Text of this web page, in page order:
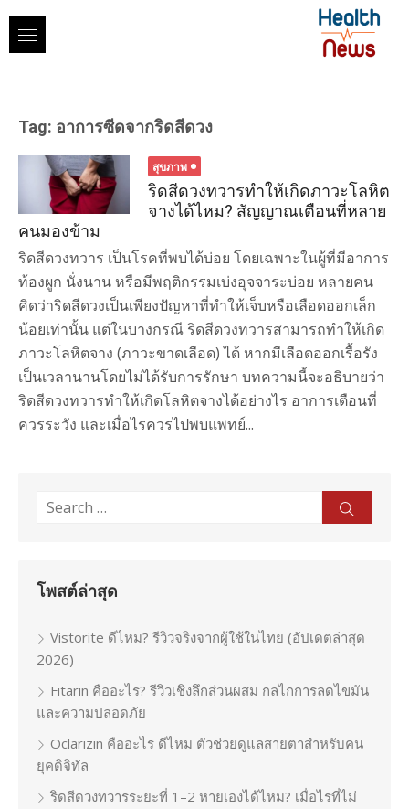
content
Tag: อาการซีดจากริดสีดวง
สุขภาพ
ริดสีดวงทวารทำให้เกิดภาวะโลหิต
จางได้ไหม? สัญญาณเตือนที่หลาย
คนมองข้าม
ริดสีดวงทวาร เป็นโรคที่พบได้บ่อย โดยเฉพาะในผู้ที่มีอาการ
ท้องผูก นั่งนาน หรือมีพฤติกรรมเบ่งอุจจาระบ่อย หลายคน
คิดว่าริดสีดวงเป็นเพียงปัญหาที่ทำให้เจ็บหรือเลือดออกเล็ก
น้อยเท่านั้น แต่ในบางกรณี ริดสีดวงทวารสามารถทำให้เกิด
ภาวะโลหิตจาง (ภาวะขาดเลือด) ได้ หากมีเลือดออกเรื้อรัง
เป็นเวลานานโดยไม่ได้รับการรักษา บทความนี้จะอธิบายว่า
ริดสีดวงทวารทำให้เกิดโลหิตจางได้อย่างไร อาการเตือนที่
ควรระวัง และเมื่อไรควรไปพบแพทย์...
Search
โพสต์ล่าสุด
Vistorite ดีไหม? รีวิวจริงจากผู้ใช้ในไทย (อัปเดตล่าสุด
2026)
Fitarin คืออะไร? รีวิวเชิงลึกส่วนผสม กลไกการลดไขมัน
และความปลอดภัย
Oclarizin คืออะไร ดีไหม ตัวช่วยดูแลสายตาสำหรับคน
ยุคดิจิทัล
ริดสีดวงทวารระยะที่ 1–2 หายเองได้ไหม? เมื่อไรที่ไม่